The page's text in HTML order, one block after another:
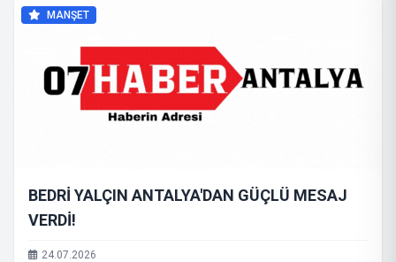
MANŞET
BEDRİ YALÇIN ANTALYA'DAN GÜÇLÜ MESAJ
VERDİ!
24.07.2026